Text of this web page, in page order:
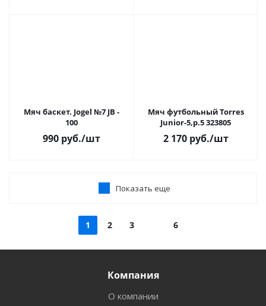
Мяч баскет. Jogel №7 JB -
100
990 руб./шт
Мяч футбольный Torres
Junior-5,р.5 323805
2 170руб./шт
Показать еще
1 2 3 6
Компания
О компании